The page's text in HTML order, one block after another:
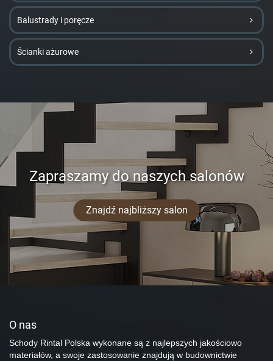
Balustrady i poręcze
Ścianki ażurowe
Zapraszamy do naszych salonów
Znajdź najbliższy salon
O nas
Schody Rintal Polska wykonane są z najlepszych jakościowo
materiałów, a swoje zastosowanie znajdują w budownictwie